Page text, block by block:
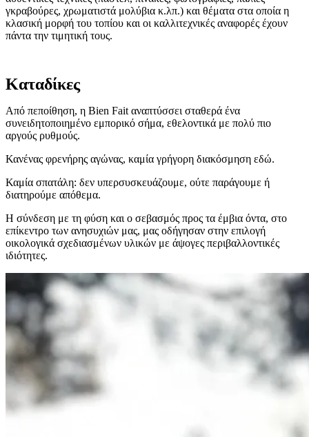
γκραβούρες, χρωματιστά μολύβια κ.λπ.) και θέματα στα οποία η
κλασική μορφή του τοπίου και οι καλλιτεχνικές αναφορές έχουν
πάντα την τιμητική τους.
Καταδίκες
Από πεποίθηση, η Bien Fait αναπτύσσει σταθερά ένα
συνειδητοποιημένο εμπορικό σήμα, εθελοντικά με πολύ πιο
αργούς ρυθμούς.
Κανένας φρενήρης αγώνας, καμία γρήγορη διακόσμηση εδώ.
Καμία σπατάλη: δεν υπερσυσκευάζουμε, ούτε παράγουμε ή
διατηρούμε απόθεμα.
Η σύνδεση με τη φύση και ο σεβασμός προς τα έμβια όντα, στο
επίκεντρο των ανησυχιών μας, μας οδήγησαν στην επιλογή
οικολογικά σχεδιασμένων υλικών με άψογες περιβαλλοντικές
ιδιότητες.